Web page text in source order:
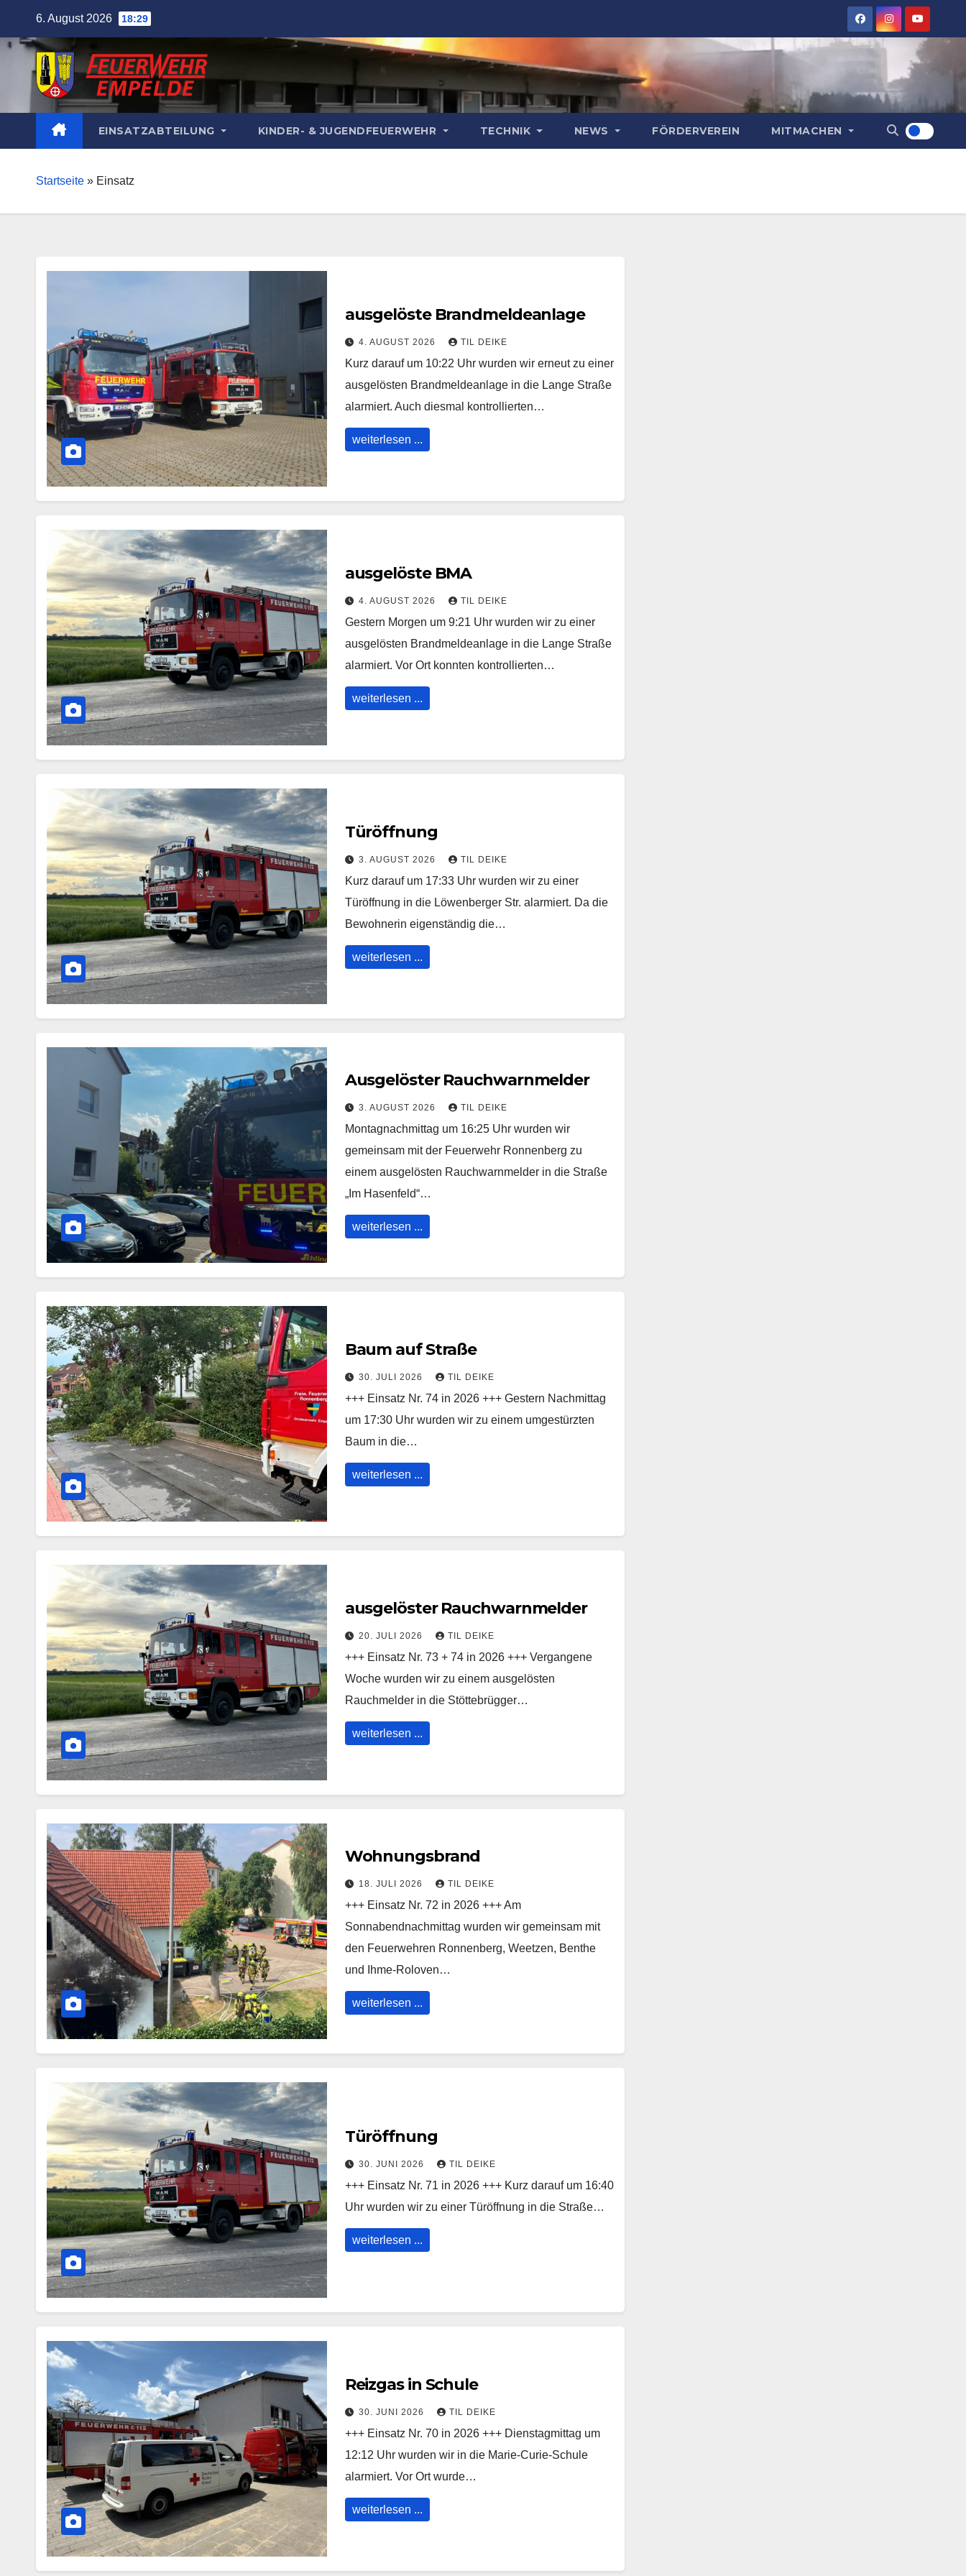
content
6. August 2026 18:29
EINSATZABTEILUNG KINDER- & JUGENDFEUERWEHR TECHNIK NEWS FÖRDERVEREIN MITMACHEN
Startseite » Einsatz
ausgelöste Brandmeldeanlage
4. AUGUST 2026 TIL DEIKE
Kurz darauf um 10:22 Uhr wurden wir erneut zu einer
ausgelösten Brandmeldeanlage in die Lange Straße
alarmiert. Auch diesmal kontrollierten…
weiterlesen ...
ausgelöste BMA
4. AUGUST 2026 TIL DEIKE
Gestern Morgen um 9:21 Uhr wurden wir zu einer
ausgelösten Brandmeldeanlage in die Lange Straße
alarmiert. Vor Ort konnten kontrollierten…
weiterlesen ...
Türöffnung
3. AUGUST 2026 TIL DEIKE
Kurz darauf um 17:33 Uhr wurden wir zu einer
Türöffnung in die Löwenberger Str. alarmiert. Da die
Bewohnerin eigenständig die…
weiterlesen ...
Ausgelöster Rauchwarnmelder
3. AUGUST 2026 TIL DEIKE
Montagnachmittag um 16:25 Uhr wurden wir
gemeinsam mit der Feuerwehr Ronnenberg zu
einem ausgelösten Rauchwarnmelder in die Straße
„Im Hasenfeld“…
weiterlesen ...
Baum auf Straße
30. JULI 2026 TIL DEIKE
+++ Einsatz Nr. 74 in 2026 +++ Gestern Nachmittag
um 17:30 Uhr wurden wir zu einem umgestürzten
Baum in die…
weiterlesen ...
ausgelöster Rauchwarnmelder
20. JULI 2026 TIL DEIKE
+++ Einsatz Nr. 73 + 74 in 2026 +++ Vergangene
Woche wurden wir zu einem ausgelösten
Rauchmelder in die Stöttebrügger…
weiterlesen ...
Wohnungsbrand
18. JULI 2026 TIL DEIKE
+++ Einsatz Nr. 72 in 2026 +++ Am
Sonnabendnachmittag wurden wir gemeinsam mit
den Feuerwehren Ronnenberg, Weetzen, Benthe
und Ihme-Roloven…
weiterlesen ...
Türöffnung
30. JUNI 2026 TIL DEIKE
+++ Einsatz Nr. 71 in 2026 +++ Kurz darauf um 16:40
Uhr wurden wir zu einer Türöffnung in die Straße…
weiterlesen ...
Reizgas in Schule
30. JUNI 2026 TIL DEIKE
+++ Einsatz Nr. 70 in 2026 +++ Dienstagmittag um
12:12 Uhr wurden wir in die Marie-Curie-Schule
alarmiert. Vor Ort wurde…
weiterlesen ...